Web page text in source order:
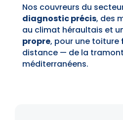
Nos couvreurs du
diagnostic précis, des
au climat héraultais et
propre, pour une toiture
distance — de la
méditerranéens.